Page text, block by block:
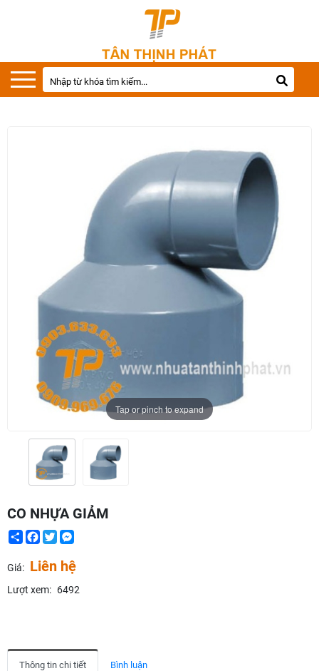
Tap or pinch to expand
CO NHỰA GIẢM
ShareFacebook
Twitter
Giá: Liên hệ
Lượt xem: 6492
Thông tin chi tiết Bình luận